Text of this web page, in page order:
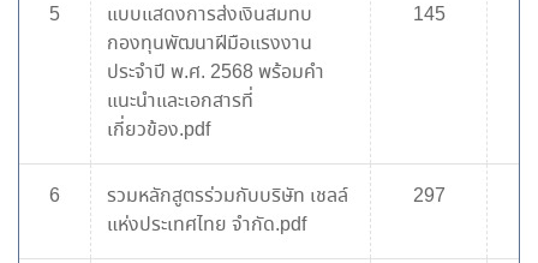
5
แบบแสดงการส่งเงินสมทบ
กองทุนพัฒนาฝีมือแรงงาน
ประจำปี พ.ศ. 2568 พร้อมคำ
แนะนำและเอกสารที่
เกี่ยวข้อง.pdf
145
6
รวมหลักสูตรร่วมกับบริษัท เชลล์
แห่งประเทศไทย จำกัด.pdf
297